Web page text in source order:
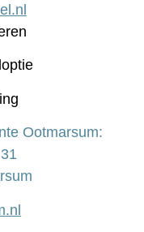
Ootmarsum: